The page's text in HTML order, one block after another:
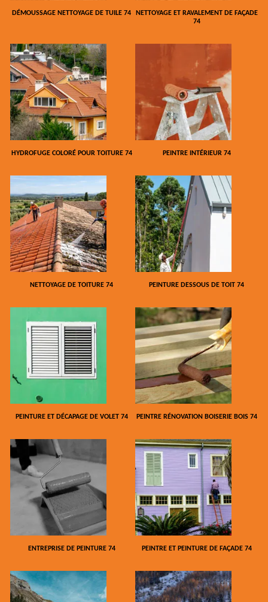
DÉMOUSSAGE NETTOYAGE DE TUILE 74
NETTOYAGE ET RAVALEMENT DE FAÇADE
74
HYDROFUGE COLORÉ POUR TOITURE 74 PEINTRE INTÉRIEUR 74
NETTOYAGE DE TOITURE 74 PEINTURE DESSOUS DE TOIT 74
PEINTURE ET DÉCAPAGE DE VOLET 74 PEINTRE RÉNOVATION BOISERIE BOIS 74
ENTREPRISE DE PEINTURE 74 PEINTRE ET PEINTURE DE FAÇADE 74